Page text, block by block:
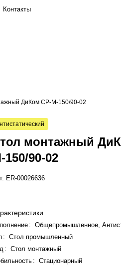
Контакты
ДиКом СР-М-150/90-02
монтажный
150/90-02
ER-00026636
:
Общепромышленное,
:
Стол промышленный
:
Стол монтажный
:
Стационарный